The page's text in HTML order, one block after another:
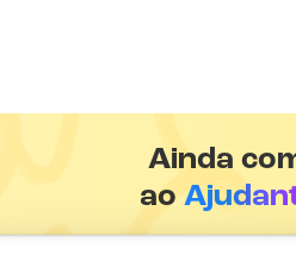
Ainda
ao